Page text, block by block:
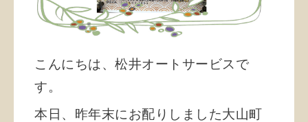
こんにちは、松井オートサービスで
す。
本日、昨年末にお配りしました大山町